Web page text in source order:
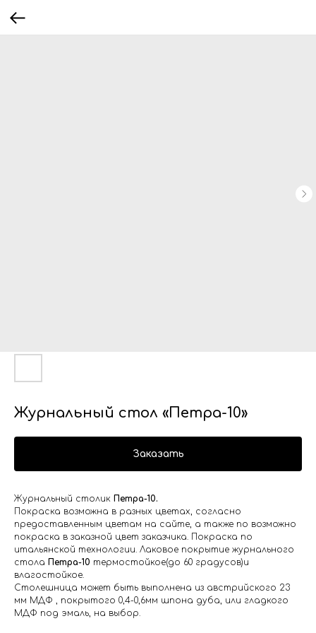
Журнальный стол «Петра-10»
Заказать
Журнальный столик Петра-10.
Покраска возможна в разных цветах, согласно
предоставленным цветам на сайте, а также по возможно
покраска в заказной цвет заказчика. Покраска по
итальянской технологии. Лаковое покрытие журнального
стола Петра-10 термостойкое(до 60 градусов)и
влагостойкое.
Столешница может быть выполнена из австрийского 23
мм МДФ , покрытого 0,4-0,6мм шпона дуба, или гладкого
МДФ под эмаль, на выбор.